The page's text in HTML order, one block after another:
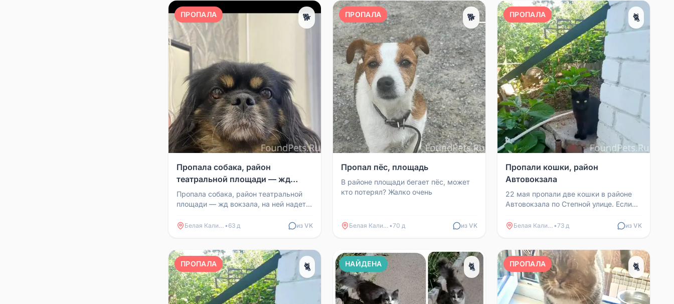
ПРОПАЛА 🐕
Пропала собака, район
театральной площади — жд
вокзала
Пропала собака, район театральной
площади — жд вокзала, на ней надет
сообщите, пожалуйста...
Белая Калитва •63 д из VK
ПРОПАЛА 🐕
Пропал пёс, площадь
В районе площади бегает пёс, может
кто потерял? Жалко очень
Белая Калитва •70 д из VK
ПРОПАЛА 🐈
Пропали кошки, район
Автовокзала
22 мая пропали две кошки в районе
Автовокзала по Степной улице. Если
находятся, звоните 890...
Белая Калитва •73 д из VK
ПРОПАЛА 🐈 НАЙДЕНА 🐈 ПРОПАЛА 🐈